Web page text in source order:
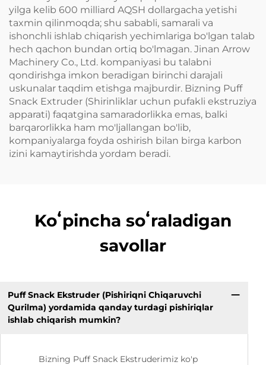
yilga kelib 600 milliard AQSH dollargacha yetishi
taxmin qilinmoqda; shu sababli, samarali va
ishonchli ishlab chiqarish yechimlariga bo'lgan talab
hech qachon bundan ortiq bo'lmagan. Jinan Arrow
Machinery Co., Ltd. kompaniyasi bu talabni
qondirishga imkon beradigan birinchi darajali
uskunalar taqdim etishga majburdir. Bizning Puff
Snack Extruder (Shirinliklar uchun pufakli ekstruziya
apparati) faqatgina samaradorlikka emas, balki
barqarorlikka ham mo'ljallangan bo'lib,
kompaniyalarga foyda oshirish bilan birga karbon
izini kamaytirishda yordam beradi.
Koʻpincha soʻraladigan
savollar
Puff Snack Ekstruder (Pishiriqni Chiqaruvchi
Qurilma) yordamida qanday turdagi pishiriqlar
ishlab chiqarish mumkin?
Bizning Puff Snack Ekstruderimiz ko'p